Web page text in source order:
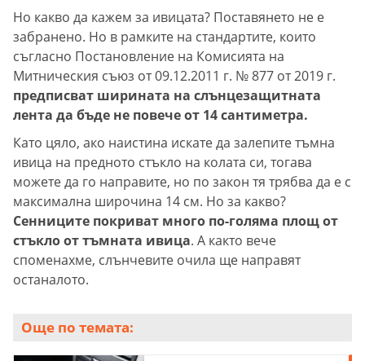
Но какво да кажем за ивицата? Поставянето не е
забранено. Но в рамките на стандартите, които
съгласно Постановление на Комисията на
Митническия съюз от 09.12.2011 г. № 877 от 2019 г.
предписват ширината на слънцезащитната
лента да бъде не повече от 14 сантиметра.
Като цяло, ако наистина искате да залепите тъмна
ивица на предното стъкло на колата си, тогава
можете да го направите, но по закон тя трябва да е с
максимална широчина 14 см. Но за какво?
Сенниците покриват много по-голяма площ от
стъкло от тъмната ивица. А както вече
споменахме, слънчевите очила ще направят
останалото.
Още по темата: